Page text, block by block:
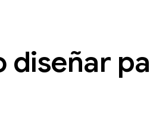
diseñar